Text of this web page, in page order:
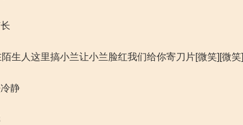
生人这里搞小兰让小兰脸红我们给你寄刀片[微笑][微笑]
静